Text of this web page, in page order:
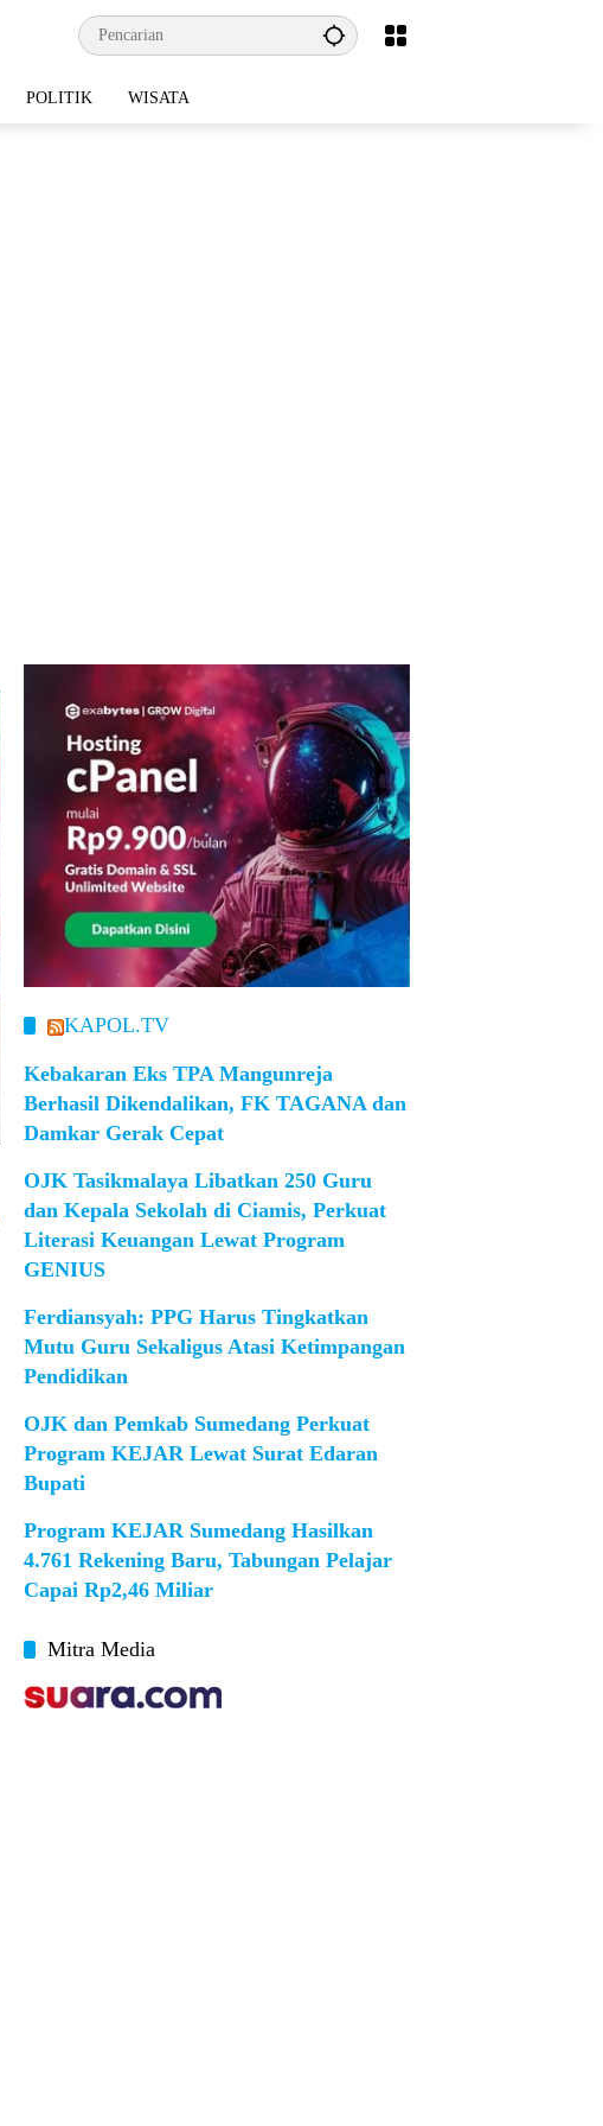
POLITIK WISATA
KAPOL.TV
Kebakaran Eks TPA Mangunreja
Berhasil Dikendalikan, FK TAGANA dan
Damkar Gerak Cepat
OJK Tasikmalaya Libatkan 250 Guru
dan Kepala Sekolah di Ciamis, Perkuat
Literasi Keuangan Lewat Program
GENIUS
Ferdiansyah: PPG Harus Tingkatkan
Mutu Guru Sekaligus Atasi Ketimpangan
Pendidikan
OJK dan Pemkab Sumedang Perkuat
Program KEJAR Lewat Surat Edaran
Bupati
Program KEJAR Sumedang Hasilkan
4.761 Rekening Baru, Tabungan Pelajar
Capai Rp2,46 Miliar
Mitra Media